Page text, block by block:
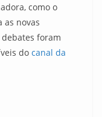
como o
as novas
foram
do canal da